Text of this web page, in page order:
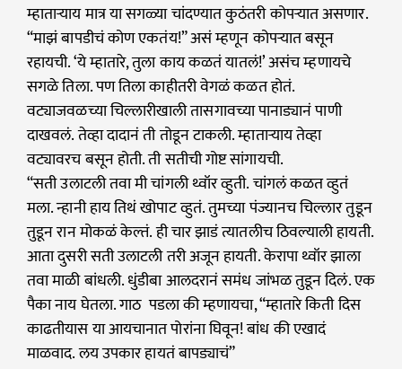
म्हाताऱ्याय मात्र या सगळ्या चांदण्यात कुठंतरी कोपऱ्यात असणार.
“माझं बापडीचं कोण एकतंय!” असं म्हणून कोपऱ्यात बसून
रहायची. ‘ये म्हातारे, तुला काय कळतं यातलं!’ असंच म्हणायचे
सगळे तिला. पण तिला काहीतरी वेगळं कळत होतं.
वट्याजवळच्या चिल्लारीखाली तासगावच्या पानाड्यानं पाणी
दाखवलं. तेव्हा दादानं ती तोडून टाकली. म्हाताऱ्याय तेव्हा
वट्यावरच बसून होती. ती सतीची गोष्ट सांगायची.
“सती उलाटली तवा मी चांगली थ्वॉर व्हुती. चांगलं कळत व्हुतं
मला. न्हानी हाय तिथं खोपाट व्हुतं. तुमच्या पंज्यानच चिल्लार तुडून
तुडून रान मोकळं केल्तं. ही चार झाडं त्यातलीच ठिवल्याली हायती.
आता दुसरी सती उलाटली तरी अजून हायती. केरापा थ्वॉर झाला
तवा माळी बांधली. धुंडीबा आलदरानं समंध जांभळ तुडून दिलं. एक
पैका नाय घेतला. गाठ पडला की म्हणायचा, “म्हातारे किती दिस
काढतीयास या आयचानात पोरांना घिवून! बांध की एखादं
माळवाद. लय उपकार हायतं बापड्याचं”